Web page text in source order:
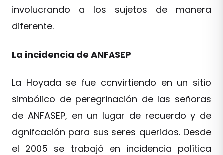
involucrando a los sujetos de manera
diferente.
La incidencia de ANFASEP
La Hoyada se fue convirtiendo en un sitio
simbólico de peregrinación de las señoras
de ANFASEP, en un lugar de recuerdo y de
dgnifcación para sus seres queridos. Desde
el 2005 se trabajó en incidencia política